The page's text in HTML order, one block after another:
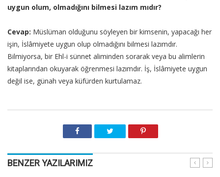
uygun olum, olmadığını bilmesi lazım mıdır?
Cevap: Müslüman olduğunu söyleyen bir kimsenin, yapacağı her
işin, İslâmiyete uygun olup olmadığını bilmesi lazımdır.
Bilmiyorsa, bir Ehl-i sünnet aliminden sorarak veya bu alimlerin
kitaplarından okuyarak öğrenmesi lazımdır. İş, İslâmiyete uygun
değil ise, günah veya küfürden kurtulamaz.
BENZER YAZILARIMIZ